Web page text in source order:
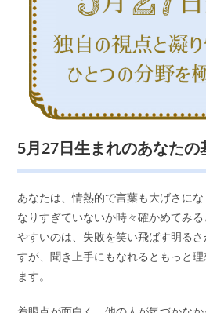
5月27日生まれのあなたの
あなたは、情熱的で言葉も大げさに
なりすぎていないか時々確かめてみ
やすいのは、失敗を笑い飛ばす明る
すが、聞き上手にもなれるともっと
ます。